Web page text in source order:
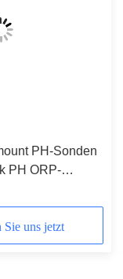
PH-Sonden
PH ORP-
uns jetzt